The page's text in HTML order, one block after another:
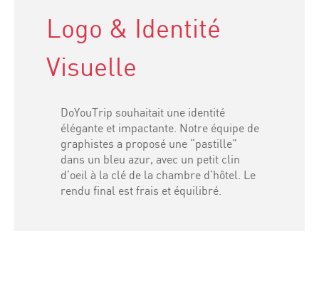
Logo & Identité
Visuelle
DoYouTrip souhaitait une identité
élégante et impactante. Notre équipe de
graphistes a proposé une “pastille”
dans un bleu azur, avec un petit clin
d’oeil à la clé de la chambre d’hôtel. Le
rendu final est frais et équilibré.